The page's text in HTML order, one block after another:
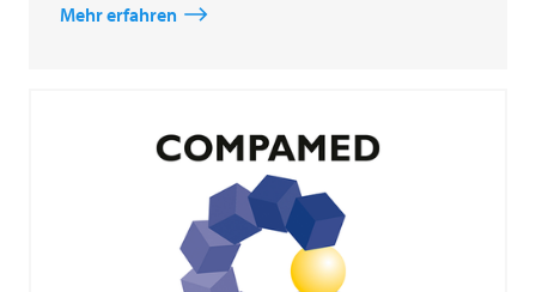
Mehr erfahren